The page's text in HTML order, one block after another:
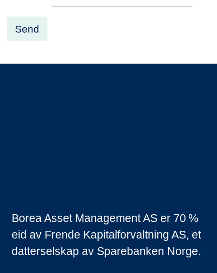
Borea Asset Management AS er 70 %
eid av Frende Kapitalforvaltning AS, et
datterselskap av Sparebanken Norge.